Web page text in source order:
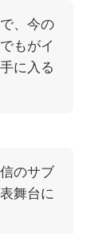
、今の
もがイ
に入る
のサブ
舞台に